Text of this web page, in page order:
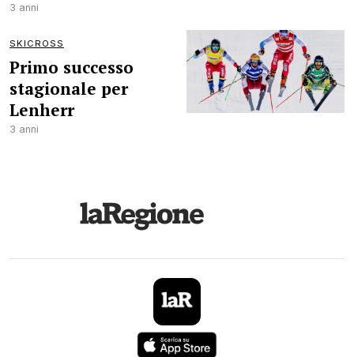
3 anni
SKICROSS
Primo successo
stagionale per
Lenherr
3 anni